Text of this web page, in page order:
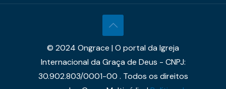
© 2024 Ongrace | O portal da Igreja
Internacional da Graça de Deus - CNPJ:
30.902.803/0001-00 . Todos os direitos